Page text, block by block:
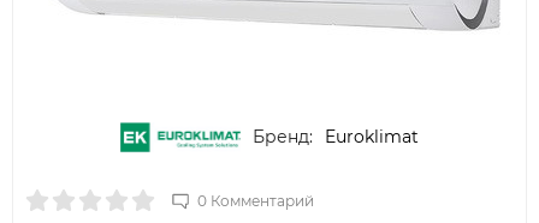
Бренд: Euroklimat
0 Комментарий